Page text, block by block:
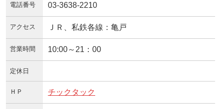
電話番号 03-3638-2210
アクセス ＪＲ、私鉄各線：亀戸
営業時間 10:00～21：00
定休日
ＨＰ チックタック